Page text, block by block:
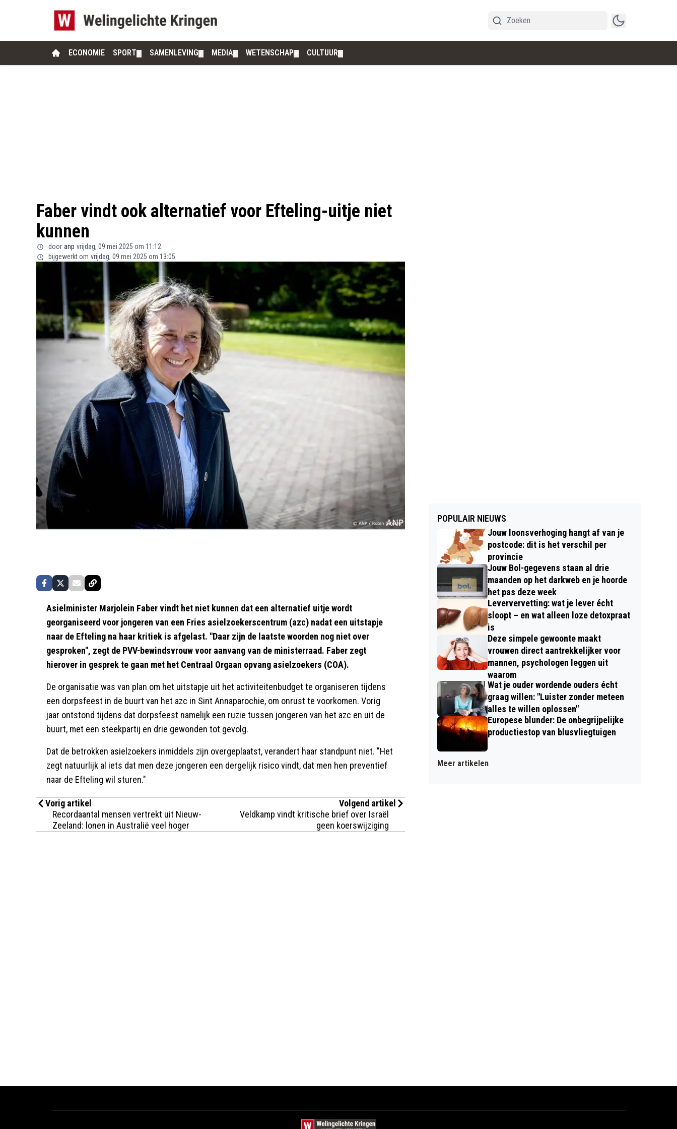
ECONOMIE SPORT SAMENLEVING MEDIA WETENSCHAP CULTUUR
Faber vindt ook alternatief voor Efteling-uitje niet
kunnen
door anp vrijdag, 09 mei 2025 om 11:12
bijgewerkt om vrijdag, 09 mei 2025 om 13:05
Asielminister Marjolein Faber vindt het niet kunnen dat een alternatief uitje wordt
georganiseerd voor jongeren van een Fries asielzoekerscentrum (azc) nadat een uitstapje
naar de Efteling na haar kritiek is afgelast. "Daar zijn de laatste woorden nog niet over
gesproken", zegt de PVV-bewindsvrouw voor aanvang van de ministerraad. Faber zegt
hierover in gesprek te gaan met het Centraal Orgaan opvang asielzoekers (COA).
De organisatie was van plan om het uitstapje uit het activiteitenbudget te organiseren tijdens
een dorpsfeest in de buurt van het azc in Sint Annaparochie, om onrust te voorkomen. Vorig
jaar ontstond tijdens dat dorpsfeest namelijk een ruzie tussen jongeren van het azc en uit de
buurt, met een steekpartij en drie gewonden tot gevolg.
Dat de betrokken asielzoekers inmiddels zijn overgeplaatst, verandert haar standpunt niet. "Het
zegt natuurlijk al iets dat men deze jongeren een dergelijk risico vindt, dat men hen preventief
naar de Efteling wil sturen."
Vorig artikel
Recordaantal mensen vertrekt uit Nieuw-
Zeeland: lonen in Australië veel hoger
Volgend artikel
Veldkamp vindt kritische brief over Israël
geen koerswijziging
POPULAIR NIEUWS
Jouw loonsverhoging hangt af van je
postcode: dit is het verschil per
provincie
Jouw Bol-gegevens staan al drie
maanden op het darkweb en je hoorde
het pas deze week
Leververvetting: wat je lever écht
sloopt – en wat alleen loze detoxpraat
is
Deze simpele gewoonte maakt
vrouwen direct aantrekkelijker voor
mannen, psychologen leggen uit
waarom
Wat je ouder wordende ouders écht
graag willen: "Luister zonder meteen
alles te willen oplossen"
Europese blunder: De onbegrijpelijke
productiestop van blusvliegtuigen
Meer artikelen